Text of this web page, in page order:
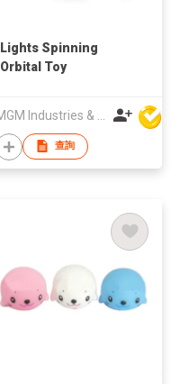
Lights Spinning
Orbital Toy
查詢